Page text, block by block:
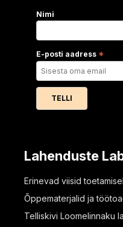
Nimi
E-posti aadress *
Lahenduste
Erinevad viisid
Õppematerjalid ja
Telliskivi Loomelinnaku